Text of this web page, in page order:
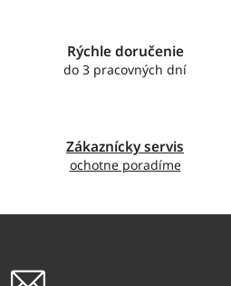
v
s
Rýchle doručenie
do 3 pracovných dní
Zákaznícky servis
ochotne poradíme